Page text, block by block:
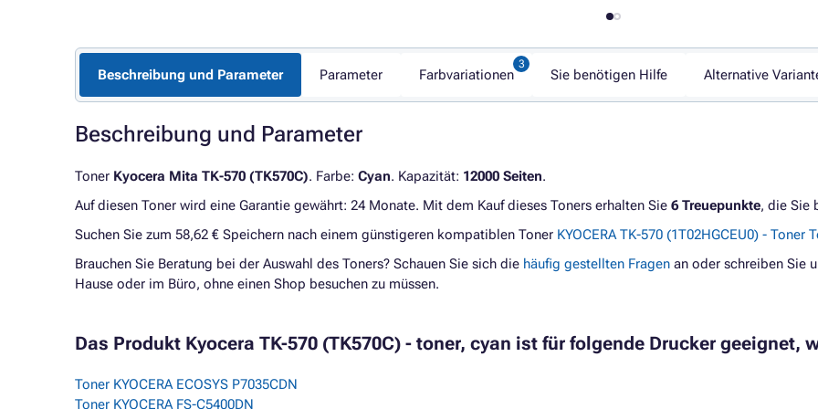
Beschreibung und Parameter Parameter Farbvariationen Sie benötigen Hilfe Alternative
Beschreibung und Parameter
Toner Kyocera Mita TK-570 (TK570C). Farbe: Cyan. Kapazität: 12000 Seiten.
Auf diesen Toner wird eine Garantie gewährt: 24 Monate. Mit dem Kauf dieses Toners erhalten Sie 6 Treuepunkte, die Sie
Suchen Sie zum 58,62 € Speichern nach einem günstigeren kompatiblen Toner KYOCERA TK-570 (1T02HGCEU0) - Toner
Brauchen Sie Beratung bei der Auswahl des Toners? Schauen Sie sich die häufig gestellten Fragen an oder schreiben Sie
Hause oder im Büro, ohne einen Shop besuchen zu müssen.
Das Produkt Kyocera TK-570 (TK570C) - toner, cyan ist für folgende Drucker geeignet,
Toner KYOCERA ECOSYS P7035CDN
Toner KYOCERA FS-C5400DN